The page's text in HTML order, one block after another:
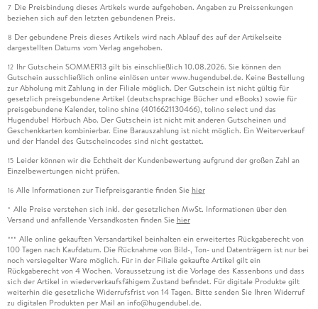
7 Die Preisbindung dieses Artikels wurde aufgehoben. Angaben zu Preissenkungen
beziehen sich auf den letzten gebundenen Preis.
8 Der gebundene Preis dieses Artikels wird nach Ablauf des auf der Artikelseite
dargestellten Datums vom Verlag angehoben.
12 Ihr Gutschein SOMMER13 gilt bis einschließlich 10.08.2026. Sie können den
Gutschein ausschließlich online einlösen unter www.hugendubel.de. Keine Bestellung
zur Abholung mit Zahlung in der Filiale möglich. Der Gutschein ist nicht gültig für
gesetzlich preisgebundene Artikel (deutschsprachige Bücher und eBooks) sowie für
preisgebundene Kalender, tolino shine (4016621130466), tolino select und das
Hugendubel Hörbuch Abo. Der Gutschein ist nicht mit anderen Gutscheinen und
Geschenkkarten kombinierbar. Eine Barauszahlung ist nicht möglich. Ein Weiterverkauf
und der Handel des Gutscheincodes sind nicht gestattet.
15 Leider können wir die Echtheit der Kundenbewertung aufgrund der großen Zahl an
Einzelbewertungen nicht prüfen.
16 Alle Informationen zur Tiefpreisgarantie finden Sie hier
* Alle Preise verstehen sich inkl. der gesetzlichen MwSt. Informationen über den
Versand und anfallende Versandkosten finden Sie hier
*** Alle online gekauften Versandartikel beinhalten ein erweitertes Rückgaberecht von
100 Tagen nach Kaufdatum. Die Rücknahme von Bild-, Ton- und Datenträgern ist nur bei
noch versiegelter Ware möglich. Für in der Filiale gekaufte Artikel gilt ein
Rückgaberecht von 4 Wochen. Voraussetzung ist die Vorlage des Kassenbons und dass
sich der Artikel in wiederverkaufsfähigem Zustand befindet. Für digitale Produkte gilt
weiterhin die gesetzliche Widerrufsfrist von 14 Tagen. Bitte senden Sie Ihren Widerruf
zu digitalen Produkten per Mail an info@hugendubel.de.